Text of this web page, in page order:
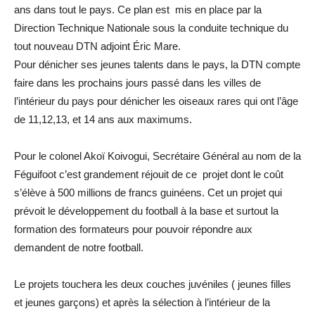
ans dans tout le pays. Ce plan est mis en place par la
Direction Technique Nationale sous la conduite technique du
tout nouveau DTN adjoint Éric Mare.
Pour dénicher ses jeunes talents dans le pays, la DTN compte
faire dans les prochains jours passé dans les villes de
l’intérieur du pays pour dénicher les oiseaux rares qui ont l’âge
de 11,12,13, et 14 ans aux maximums.
Pour le colonel Akoï Koivogui, Secrétaire Général au nom de la
Féguifoot c’est grandement réjouit de ce projet dont le coût
s’élève à 500 millions de francs guinéens. Cet un projet qui
prévoit le développement du football à la base et surtout la
formation des formateurs pour pouvoir répondre aux
demandent de notre football.
Le projets touchera les deux couches juvéniles ( jeunes filles
et jeunes garçons) et après la sélection à l’intérieur de la